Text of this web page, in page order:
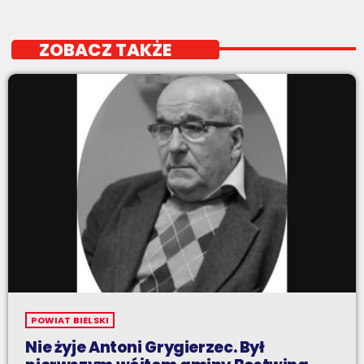
ZOBACZ TAKŻE
POWIAT BIELSKI
Nie żyje Antoni Grygierzec. Był